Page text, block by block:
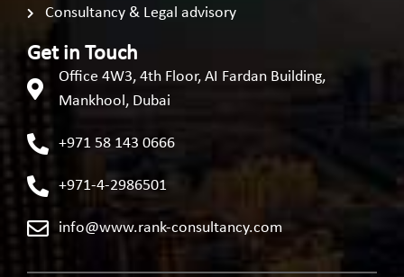
Consultancy & Legal advisory
Get in Touch
Office 4W3, 4th Floor, AI Fardan Building,
Mankhool, Dubai
+971 58 143 0666
+971-4-2986501
info@www.rank-consultancy.com